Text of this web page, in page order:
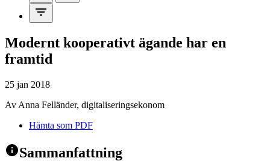
filter_list
Modernt kooperativt ägande har en
framtid
25 jan 2018
Av Anna Felländer, digitaliseringsekonom
Hämta som PDF
infoSammanfattning